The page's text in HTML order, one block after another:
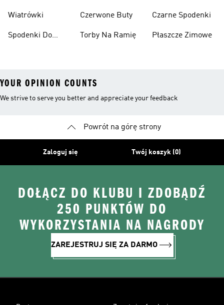
Wiatrówki
Spodenki Do
Czerwone Buty
Torby Na Ramię
Czarne Spodenki
Płaszcze Zimowe
YOUR OPINION COUNTS
We strive to serve you better and appreciate your feedback
Powrót na górę strony
Zaloguj się Twój koszyk (0)
DOŁĄCZ DO KLUBU I ZDOBĄDŹ
250 PUNKTÓW DO
WYKORZYSTANIA NA NAGRODY
ZAREJESTRUJ SIĘ ZA DARMO